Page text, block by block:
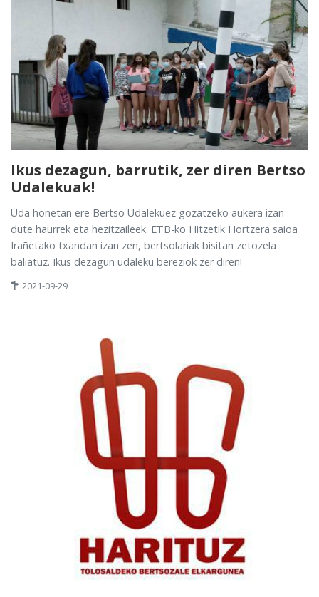
Ikus dezagun, barrutik, zer diren Bertso
Udalekuak!
Uda honetan ere Bertso Udalekuez gozatzeko aukera izan
dute haurrek eta hezitzaileek. ETB-ko Hitzetik Hortzera saioa
Irañetako txandan izan zen, bertsolariak bisitan zetozela
baliatuz. Ikus dezagun udaleku bereziok zer diren!
2021-09-29